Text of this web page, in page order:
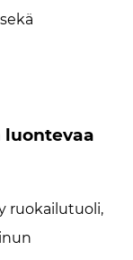
luontevaa
ruokailutuoli,